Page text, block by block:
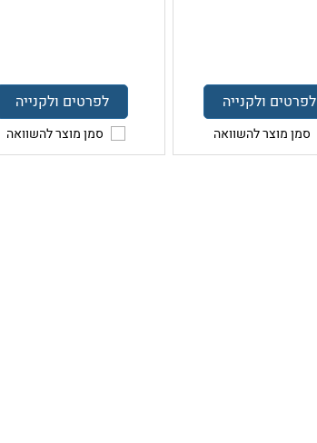
לפרטים ולקנייה
סמן מוצר להשוואה
לפרטים ולקנייה
סמן מוצר להשוואה